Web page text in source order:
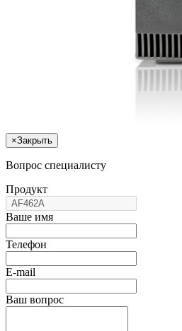
×Закрыть
Вопрос специалисту
Продукт
Ваше имя
Телефон
E-mail
Ваш вопрос